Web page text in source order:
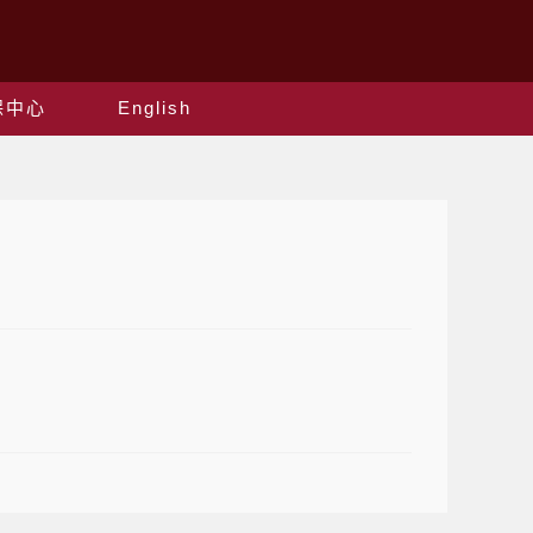
中心 English